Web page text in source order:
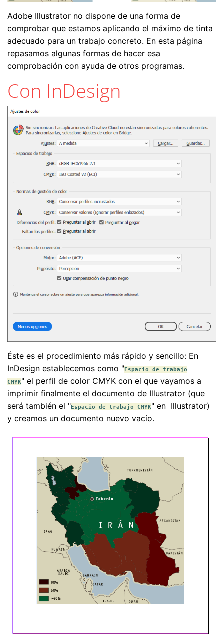
Adobe Illustrator no dispone de una forma de
comprobar que estamos aplicando el máximo de tinta
adecuado para un trabajo concreto. En esta página
repasamos algunas formas de hacer esa
comprobación con ayuda de otros programas.
Con InDesign
Éste es el procedimiento más rápido y sencillo: En
InDesign establecemos como "Espacio de trabajo
CMYK" el perfil de color CMYK con el que vayamos a
imprimir finalmente el documento de Illustrator (que
será también el "Espacio de trabajo CMYK" en Illustrator)
y creamos un documento nuevo vacío.